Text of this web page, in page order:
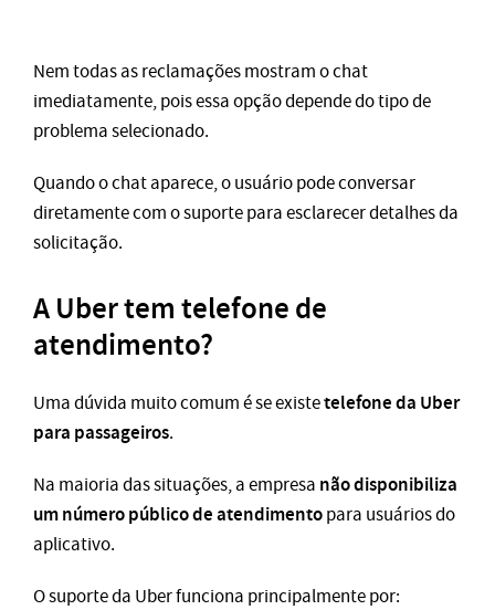
Nem todas as reclamações mostram o chat
imediatamente, pois essa opção depende do tipo de
problema selecionado.
Quando o chat aparece, o usuário pode conversar
diretamente com o suporte para esclarecer detalhes da
solicitação.
A Uber tem telefone de
atendimento?
Uma dúvida muito comum é se existetelefone da Uber
para passageiros.
Na maioria das situações, a empresa não disponibiliza
um número público de atendimentopara usuários do
aplicativo.
O suporte da Uber funciona principalmente por: